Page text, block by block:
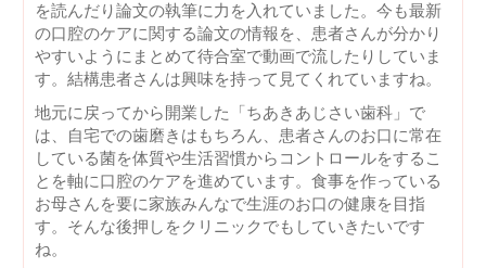
を読んだり論文の執筆に力を入れていました。今も最新
の口腔のケアに関する論文の情報を、患者さんが分かり
やすいようにまとめて待合室で動画で流したりしていま
す。結構患者さんは興味を持って見てくれていますね。
地元に戻ってから開業した「ちあきあじさい歯科」で
は、自宅での歯磨きはもちろん、患者さんのお口に常在
している菌を体質や生活習慣からコントロールをするこ
とを軸に口腔のケアを進めています。食事を作っている
お母さんを要に家族みんなで生涯のお口の健康を目指
す。そんな後押しをクリニックでもしていきたいです
ね。